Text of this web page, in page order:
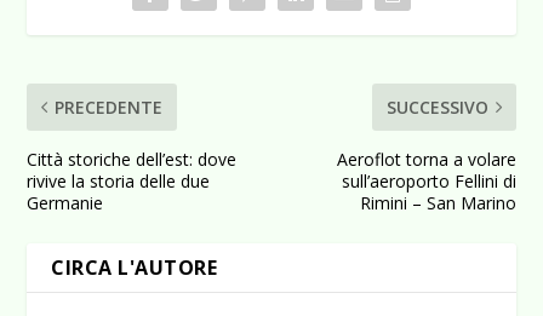
PRECEDENTE
Città storiche dell’est: dove
rivive la storia delle due
Germanie
SUCCESSIVO
Aeroflot torna a volare
sull’aeroporto Fellini di
Rimini – San Marino
CIRCA L'AUTORE